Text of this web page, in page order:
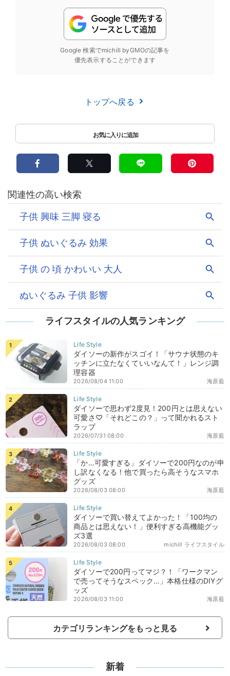
Google 検索でmichill byGMOの記事を
優先表示することができます
トップへ戻る
ライフスタイルの人気ランキング
ダイソーの新作がスゴイ！「サウナ状態のキ
ッチンに立たなくていいなんて！」レンジ調
理容器
海原藍
2026/08/04 11:00
ダイソーで思わず2度見！200円とは思えない
可愛さ♡「それどこの？」って聞かれるスト
ラップ
海原藍
2026/07/31 08:00
「か…可愛すぎる」ダイソーで200円なのが申
し訳なくなる！他で買ったら高そうなスマホ
グッズ
海原藍
2026/08/03 08:00
ダイソーで買い替えてよかった！「100均の
商品とは思えない！」便利すぎる高機能グッ
ズ3選
michill ライフスタイル
2026/08/03 08:00
ダイソーで200円ってマジ？！「ワークマン
で売ってそうなスペック…」本格仕様のDIYグ
ッズ
海原藍
2026/08/03 11:00
カテゴリランキングをもっと見る
新着